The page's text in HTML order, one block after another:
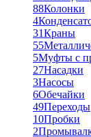
88Колонки
4
31Краны
55
5Муфты с
27Насадки
3Насосы
6Обечайки
49Переходы
10Пробки
2